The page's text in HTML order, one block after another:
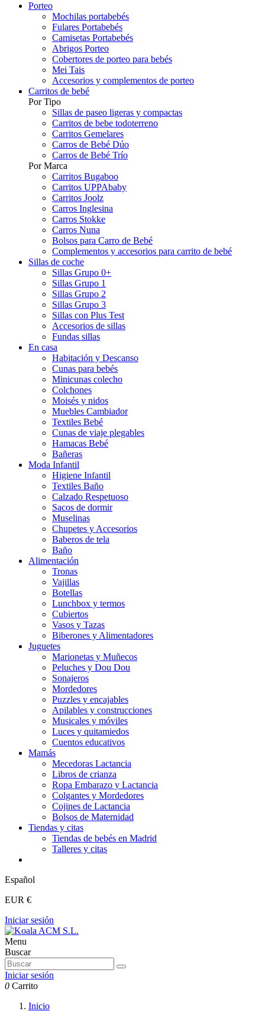
Porteo
Mochilas portabebés
Fulares Portabebés
Camisetas Portabebés
Abrigos Porteo
Cobertores de porteo para bebés
Mei Tais
Accesorios y complementos de porteo
Carritos de bebé
Por Tipo
Sillas de paseo ligeras y compactas
Carritos de bebe todoterreno
Carritos Gemelares
Carros de Bebé Dúo
Carros de Bebé Trío
Por Marca
Carritos Bugaboo
Carritos UPPAbaby
Carritos Joolz
Carros Inglesina
Carros Stokke
Carros Nuna
Bolsos para Carro de Bebé
Complementos y accesorios para carrito de bebé
Sillas de coche
Sillas Grupo 0+
Sillas Grupo 1
Sillas Grupo 2
Sillas Grupo 3
Sillas con Plus Test
Accesorios de sillas
Fundas sillas
En casa
Habitación y Descanso
Cunas para bebés
Minicunas colecho
Colchones
Moisés y nidos
Muebles Cambiador
Textiles Bebé
Cunas de viaje plegables
Hamacas Bebé
Bañeras
Moda Infantil
Higiene Infantil
Textiles Baño
Calzado Respetuoso
Sacos de dormir
Muselinas
Chupetes y Accesorios
Baberos de tela
Baño
Alimentación
Tronas
Vajillas
Botellas
Lunchbox y termos
Cubiertos
Vasos y Tazas
Biberones y Alimentadores
Juguetes
Marionetas y Muñecos
Peluches y Dou Dou
Sonajeros
Mordedores
Puzzles y encajables
Apilables y construcciones
Musicales y móviles
Luces y quitamiedos
Cuentos educativos
Mamás
Mecedoras Lactancia
Libros de crianza
Ropa Embarazo y Lactancia
Colgantes y Mordedores
Cojines de Lactancia
Bolsos de Maternidad
Tiendas y citas
Tiendas de bebés en Madrid
Talleres y citas
Español
EUR €
Iniciar sesión
Menu
Buscar
Iniciar sesión
0 Carrito
Inicio